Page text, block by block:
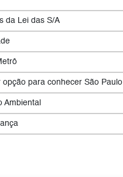
da Lei das S/A
opção para conhecer São Paulo
Ambiental